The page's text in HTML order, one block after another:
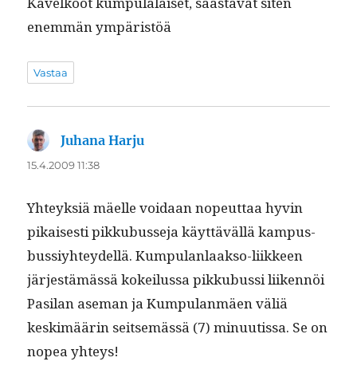
enem­män ympäristöä
Vastaa
Juhana Harju
15.4.2009 11:38
Yhteyk­siä mäelle voidaan nopeut­taa hyvin
pikaises­ti pikkubusse­ja käyt­täväl­lä kam­pus­
bus­siy­htey­del­lä. Kumpu­lan­laak­so-liik­keen
jär­jestämässä kokeilus­sa pikkubus­si liiken­nöi
Pasi­lan ase­man ja Kumpu­lan­mäen väliä
keskimäärin seit­semässä (7) min­uutis­sa. Se on
nopea yhteys!